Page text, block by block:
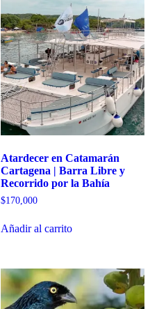
Atardecer en Catamarán
Cartagena | Barra Libre y
Recorrido por la Bahía
$170,000
Añadir al carrito